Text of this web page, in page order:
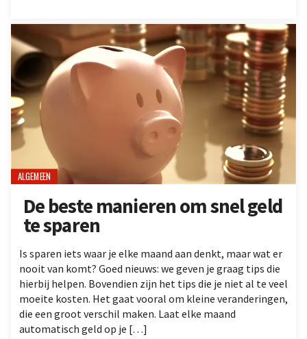
ALGEMEEN
De beste manieren om snel geld
te sparen
Is sparen iets waar je elke maand aan denkt, maar wat er
nooit van komt? Goed nieuws: we geven je graag tips die
hierbij helpen. Bovendien zijn het tips die je niet al te veel
moeite kosten. Het gaat vooral om kleine veranderingen,
die een groot verschil maken. Laat elke maand
automatisch geld op je […]